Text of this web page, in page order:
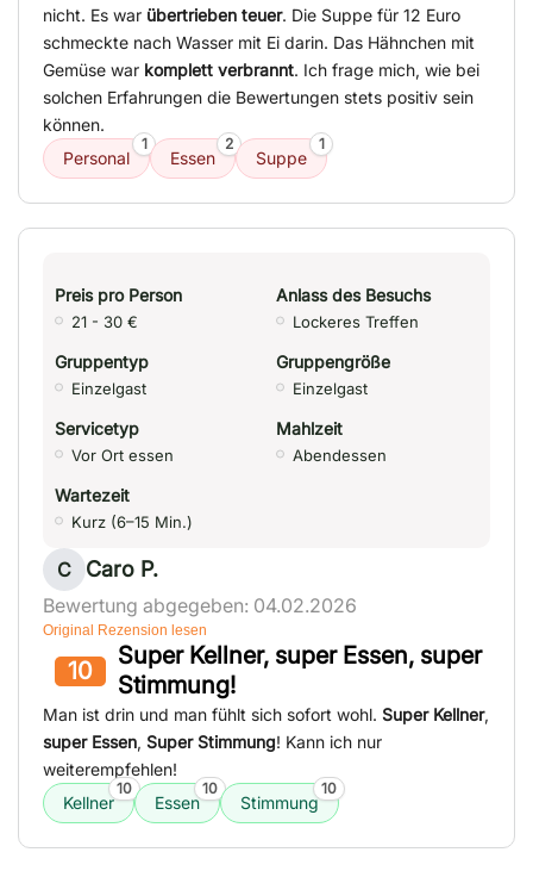
nicht. Es war übertrieben teuer. Die Suppe für 12 Euro
schmeckte nach Wasser mit Ei darin. Das Hähnchen mit
Gemüse war komplett verbrannt. Ich frage mich, wie bei
solchen Erfahrungen die Bewertungen stets positiv sein
können.
Personal
1
Essen
2
Suppe
1
Preis pro Person
21 - 30 €
Anlass des Besuchs
Lockeres Treffen
Gruppentyp
Einzelgast
Gruppengröße
Einzelgast
Servicetyp
Vor Ort essen
Mahlzeit
Abendessen
Wartezeit
Kurz (6–15 Min.)
C Caro P.
Bewertung abgegeben: 04.02.2026
Original Rezension lesen
10
Super Kellner, super Essen, super
Stimmung!
Man ist drin und man fühlt sich sofort wohl. Super Kellner,
super Essen, Super Stimmung! Kann ich nur
weiterempfehlen!
Kellner
10
Essen
10
Stimmung
10